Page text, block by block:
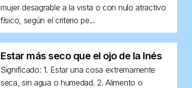
mujer desagrable a la vista o con nulo atractivo
físico, según el criterio pe...
Estar más seco que el ojo de la Inés
Significado: 1. Estar una cosa extremamente
seca, sin agua o humedad. 2. Alimento o